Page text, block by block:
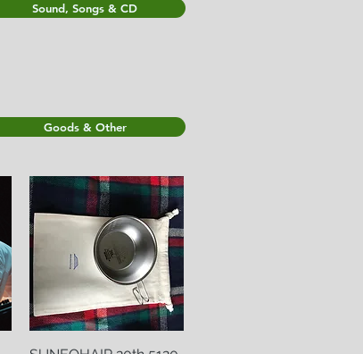
Sound, Songs & CD
Goods & Other